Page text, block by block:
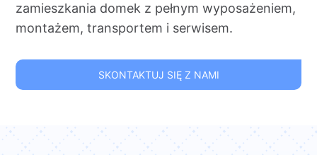
zamieszkania domek z pełnym wyposażeniem,
montażem, transportem i serwisem.
SKONTAKTUJ SIĘ Z NAMI